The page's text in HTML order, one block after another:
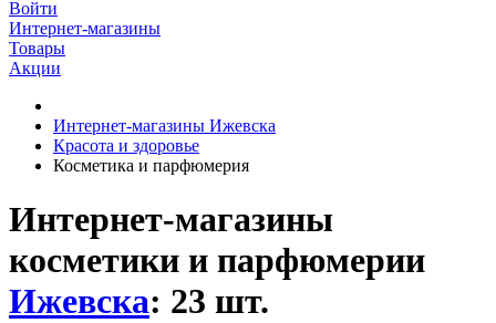
Войти
Интернет-магазины
Товары
Акции
Интернет-магазины Ижевска
Красота и здоровье
Косметика и парфюмерия
Интернет-магазины
косметики и парфюмерии
Ижевска: 23 шт.